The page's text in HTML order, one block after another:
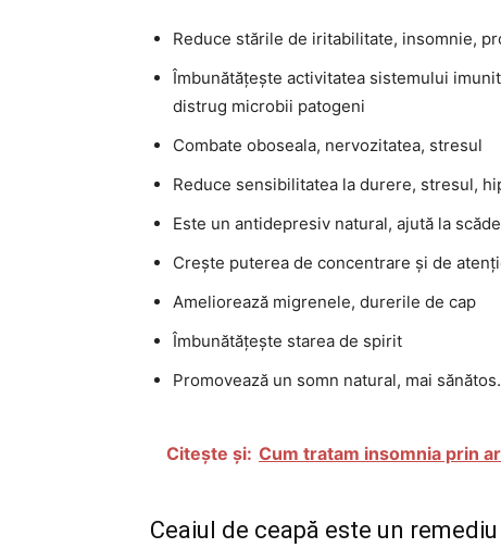
Reduce stările de iritabilitate, insomnie,
Îmbunătățește activitatea sistemului
distrug microbii patogeni
Combate oboseala, nervozitatea, stresul
Reduce sensibilitatea la durere, stresul,
Este un antidepresiv natural, ajută la
Crește puterea de concentrare și de
Ameliorează migrenele, durerile de cap
Îmbunătățește starea de spirit
Promovează un somn natural, mai sănătos.
Citește și: Cum tratam insomnia prin
Ceaiul de ceapă este un